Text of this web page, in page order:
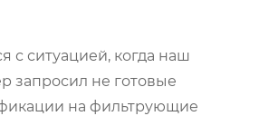
с ситуацией, когда наш
запросил не готовые
на фильтрующие